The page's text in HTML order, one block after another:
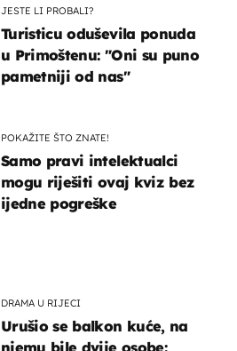
DRAMA U RIJECI
Urušio se balkon kuće, na
njemu bile dvije osobe:
JESTE LI PROBALI?
Turisticu oduševila ponuda
u Primoštenu: "Oni su puno
pametniji od nas"
POKAŽITE ŠTO ZNATE!
Samo pravi intelektualci
mogu riješiti ovaj kviz bez
ijedne pogreške